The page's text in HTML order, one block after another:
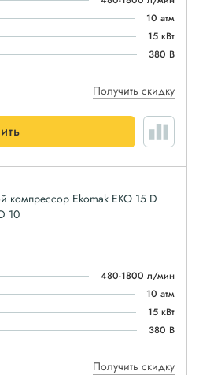
10 атм
15 кВт
380 В
Получить скидку
компрессор Ekomak EKO 15 D
10
480-1800 л/мин
10 атм
15 кВт
380 В
Получить скидку